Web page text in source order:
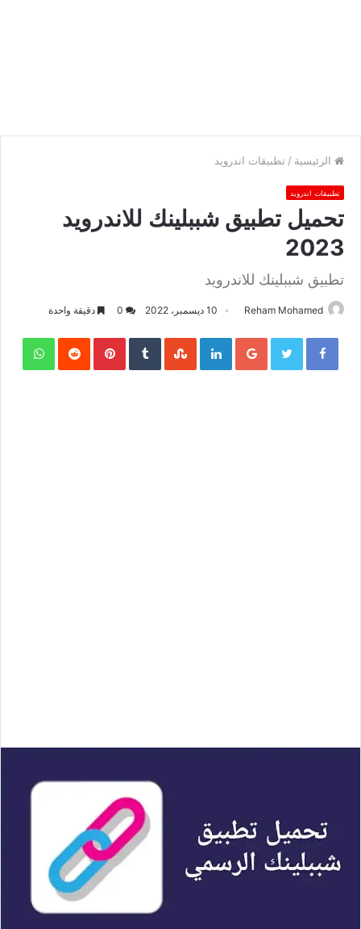
الرئيسية / تطبيقات اندرويد
تطبيقات اندرويد
تحميل تطبيق شببلينك للاندرويد
2023
تطبيق شببلينك للاندرويد
Reham Mohamed 10 ديسمبر، 2022 دقيقة واحدة
Facebook
Twitter
Google+
LinkedIn
Pinterest